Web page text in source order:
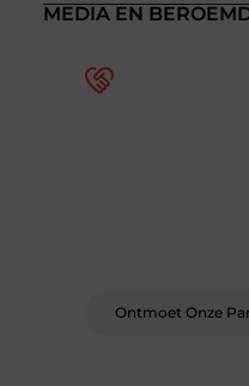
MEDIA EN
Ontmoet Onze